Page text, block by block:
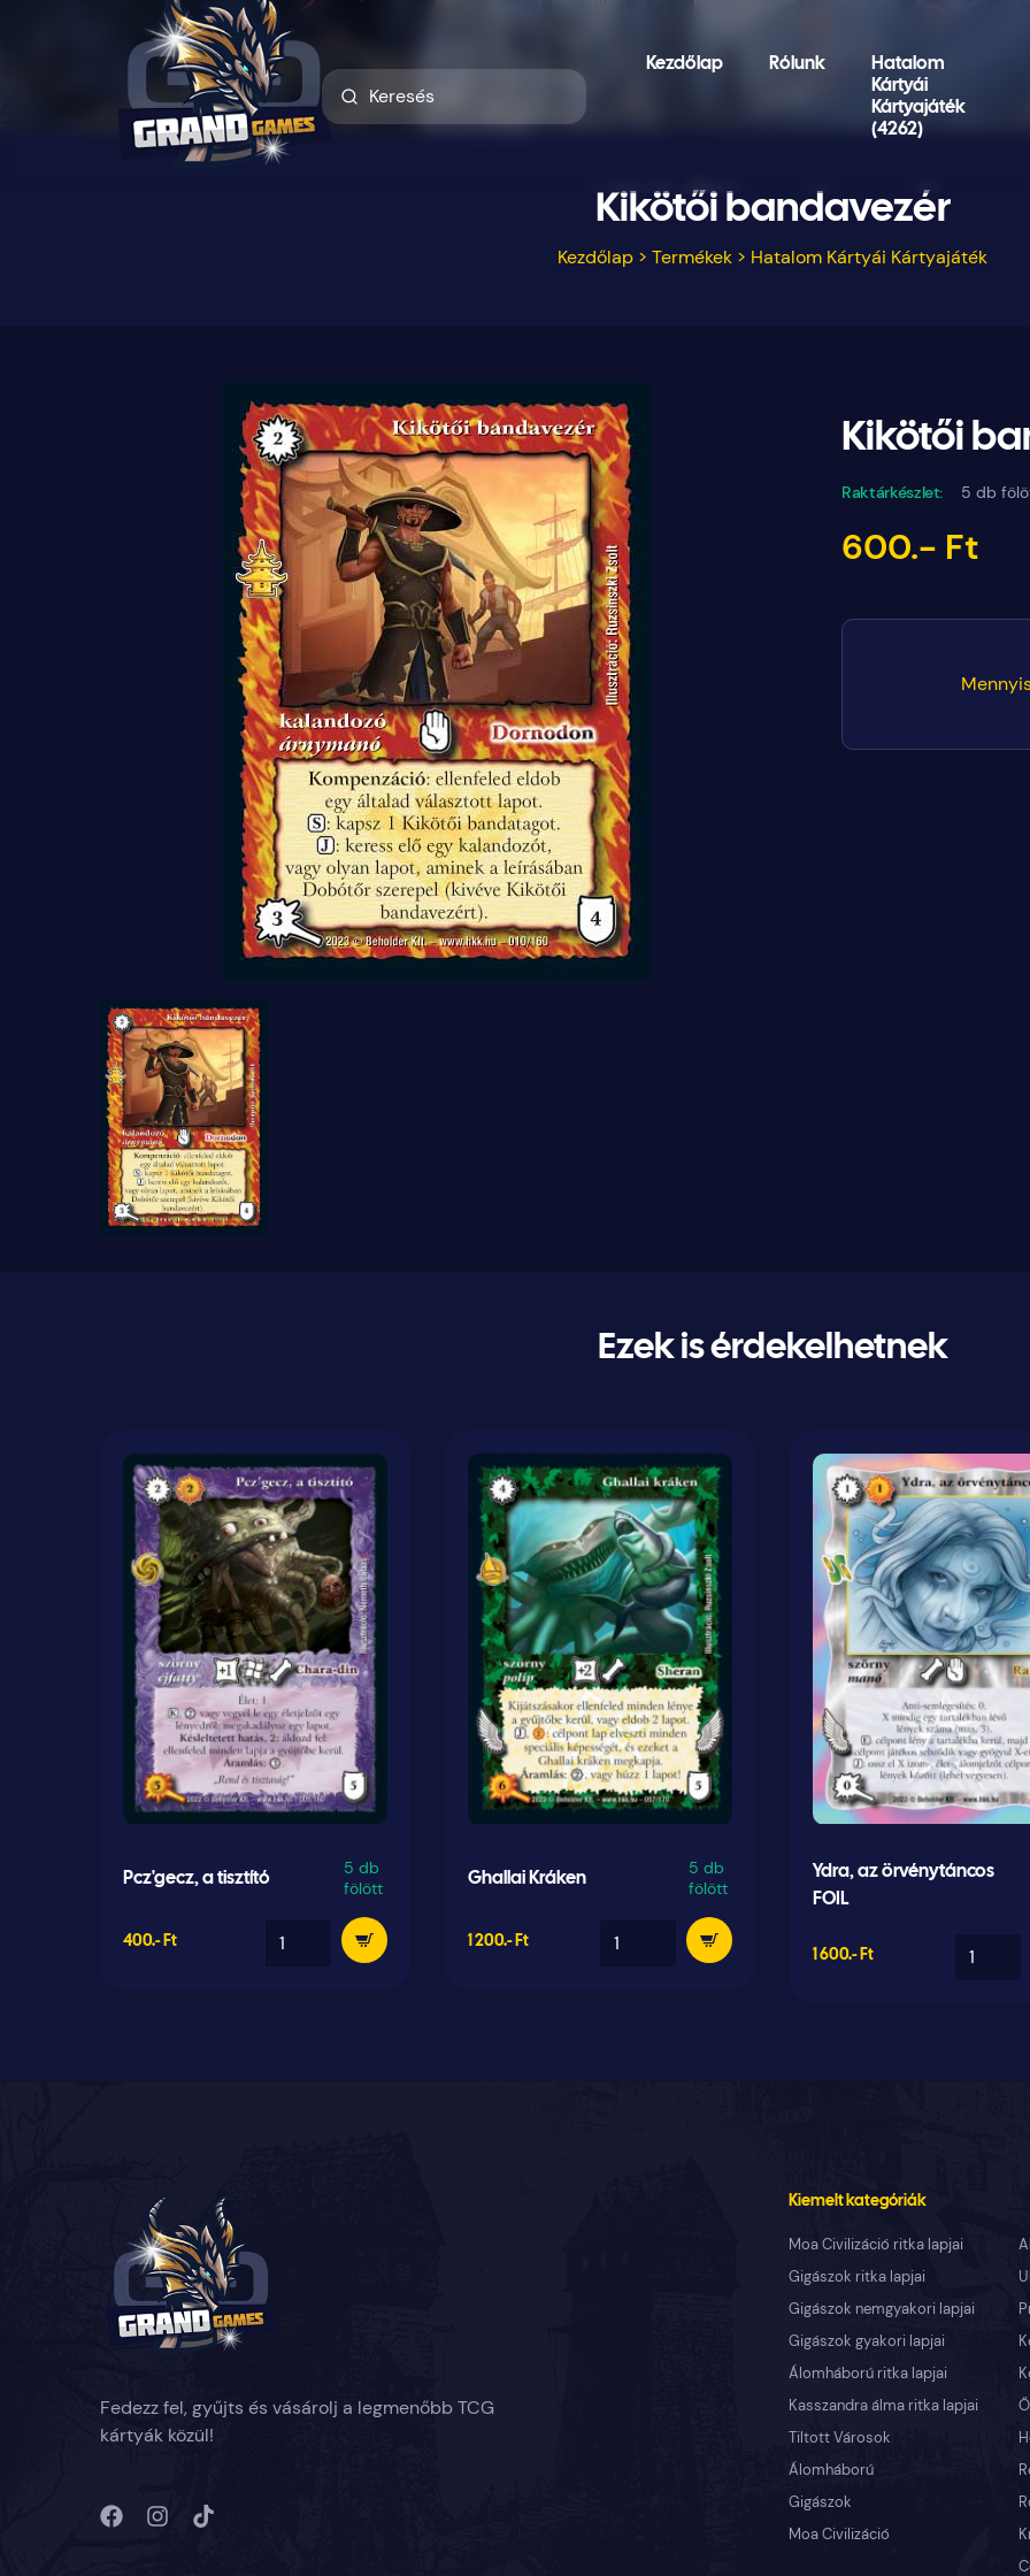
Kezdőlap Rólunk
Hatalom
Kártyái
Kártyajáték
(4262)
Kikötői bandavezér
Kezdőlap > Termékek > Hatalom Kártyái Kártyajáték
Kikötői
Raktárkészlet: 5 db
600.- Ft
Ezek is érdekelhetnek
Pcz'gecz, a tisztító
5 db
fölött
400.- Ft
Ghallai Kráken
5 db
fölött
1 200.- Ft
Ydra, az örvénytáncos
FOIL
1 600.- Ft
Fedezz fel, gyűjts és vásárolj a legmenőbb TCG
kártyák közül!
Kiemelt kategóriák
Moa Civilizáció ritka lapjai
Gigászok ritka lapjai
Gigászok nemgyakori lapjai
Gigászok gyakori lapjai
Álomháború ritka lapjai
Kasszandra álma ritka lapjai
Tiltott Városok
Álomháború
Gigászok
Moa Civilizáció